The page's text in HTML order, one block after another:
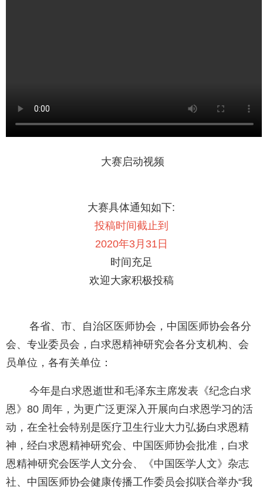
大赛启动视频
大赛具体通知如下:
投稿时间截止到
2020年3月31日
时间充足
欢迎大家积极投稿
各省、市、自治区医师协会，中国医师协会各分
会、专业委员会，白求恩精神研究会各分支机构、会
员单位，各有关单位：
今年是白求恩逝世和毛泽东主席发表《纪念白求
恩》80 周年，为更广泛更深入开展向白求恩学习的活
动，在全社会特别是医疗卫生行业大力弘扬白求恩精
神，经白求恩精神研究会、中国医师协会批准，白求
恩精神研究会医学人文分会、《中国医学人文》杂志
社、中国医师协会健康传播工作委员会拟联合举办“我